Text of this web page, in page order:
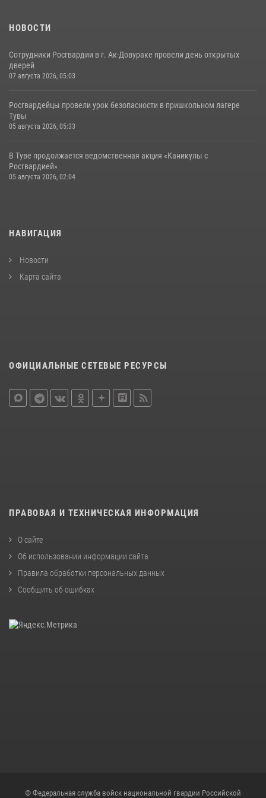
НОВОСТИ
Сотрудники Росгвардии в г. Ак-Довураке провели день открытых
дверей
07 августа 2026, 05:03
Росгвардейцы провели урок безопасности в пришкольном лагере
Тувы
05 августа 2026, 05:33
В Туве продолжается ведомственная акция «Каникулы с
Росгвардией»
05 августа 2026, 02:04
НАВИГАЦИЯ
Новости
Карта сайта
ОФИЦИАЛЬНЫЕ СЕТЕВЫЕ РЕСУРСЫ
ПРАВОВАЯ И ТЕХНИЧЕСКАЯ ИНФОРМАЦИЯ
О сайте
Об использовании информации сайта
Правила обработки персональных данных
Сообщить об ошибках
© Федеральная служба войск национальной гвардии Российской